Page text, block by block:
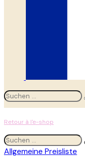
Retour à l'e-shop
Allgemeine Preisliste